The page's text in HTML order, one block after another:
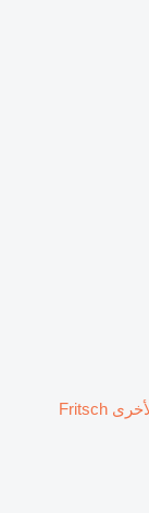
معدات الحلويات الأخرى Fritsch